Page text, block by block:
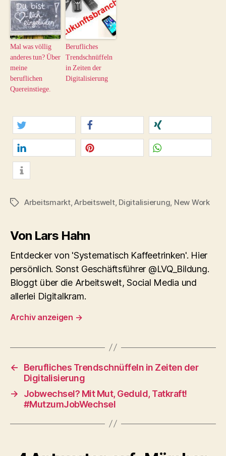
Mal was völlig
anderes tun? Über
meine
beruflichen
Quereinstiege.
Berufliches
Trendschnüffeln
in Zeiten der
Digitalisierung
twittern teilen teilen
mitteilen
Schlagwörter
Arbeitsmarkt,Arbeitswelt, Digitalisierung New Work
Von Lars Hahn
Entdecker von 'Systematisch Kaffeetrinken'. Hier
persönlich. Sonst Geschäftsführer @LVQ_Bildung.
Bloggt über die Arbeitswelt, Social Media und
allerlei Digitalkram.
Archiv anzeigen →
←
Berufliches Trendschnüffeln in Zeiten der
Digitalisierung
→
Jobwechsel? Mit Mut, Geduld, Tatkraft!
#MutzumJobWechsel